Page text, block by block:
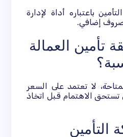
باعتباره أداة لإدارة
إضافي.
تأمين العمالة
لا تعتمد على السعر
الاهتمام قبل اتخاذ